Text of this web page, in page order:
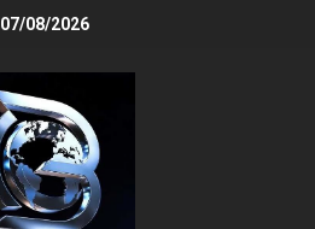
07/08/2026